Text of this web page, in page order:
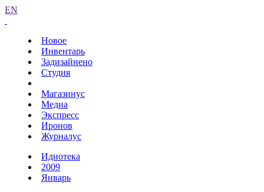
EN
Новое
Инвентарь
Задизайнено
Студия
Магазинус
Медиа
Экспресс
Иронов
Журналус
Идиотека
2009
Январь